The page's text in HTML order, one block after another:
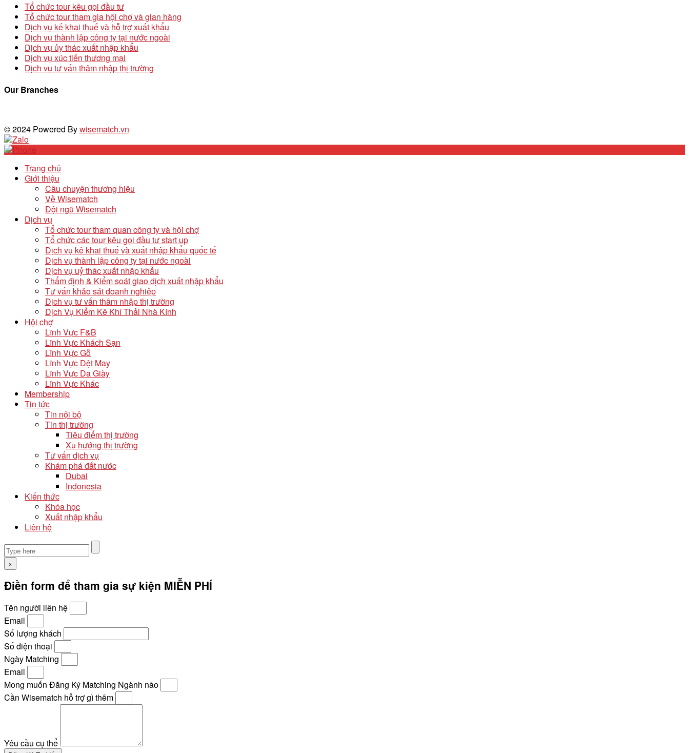
Tổ chức tour kêu gọi đầu tư
Tổ chức tour tham gia hội chợ và gian hàng
Dịch vụ kế khai thuế và hỗ trợ xuất khẩu
Dịch vụ thành lập công ty tại nước ngoài
Dịch vụ ủy thác xuất nhập khẩu
Dịch vụ xúc tiến thương mại
Dịch vụ tư vấn thâm nhập thị trường
Our Branches
© 2024 Powered Bywisematch.vn
Trang chủ
Giới thiệu
Câu chuyện thương hiệu
Về Wisematch
Đội ngũ Wisematch
Dịch vụ
Tổ chức tour tham quan công ty và hội chợ
Tổ chức các tour kêu gọi đầu tư start up
Dịch vụ kê khai thuế và xuất nhập khẩu quốc tế
Dịch vụ thành lập công ty tại nước ngoài
Dịch vụ uỷ thác xuất nhập khẩu
Thẩm định & Kiểm soát giao dịch xuất nhập khẩu
Tư vấn khảo sát doanh nghiệp
Dịch vụ tư vấn thâm nhập thị trường
Dịch Vụ Kiểm Kê Khí Thải Nhà Kính
Hội chợ
Lĩnh Vực F&B
Lĩnh Vực Khách Sạn
Lĩnh Vực Gỗ
Lĩnh Vực Dệt May
Lĩnh Vực Da Giày
Lĩnh Vực Khác
Membership
Tin tức
Tin nội bộ
Tin thị trường
Tiêu điểm thị trường
Xu hướng thị trường
Tư vấn dịch vụ
Khám phá đất nước
Dubai
Indonesia
Kiến thức
Khóa học
Xuất nhập khẩu
Liên hệ
×
Điền form để tham gia sự kiện MIỄN PHÍ
Tên người liên hệ
Email
Số lượng khách
Số điện thoại
Ngày Matching
Email
Mong muốn Đăng Ký Matching Ngành nào
Cần Wisematch hỗ trợ gì thêm
Yêu cầu cụ thể